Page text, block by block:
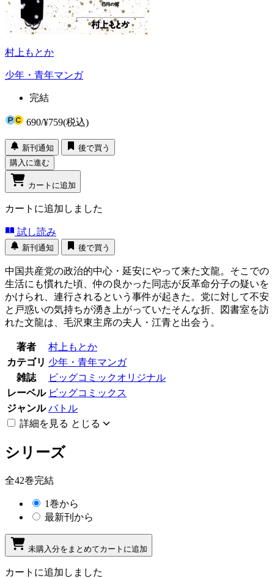
村上もとか
少年・青年マンガ
完結
690/¥759(税込)
新刊通知
後で買う
購入に進む
カートに追加
カートに追加しました
試し読み
新刊通知 後で買う
中国共産党の政治的中心・延安にやって来た文龍。そこでの
生活にも慣れた頃、仲の良かった同志が反革命分子の疑いを
かけられ、連行されるという事件が起きた。党に対して不安
と戸惑いの気持ちが湧き上がっていたそんな折、図書室を訪
れた文龍は、毛沢東主席の夫人・江青と出会う。
著者
村上もとか
カテゴリ 少年・青年マンガ
雑誌
ビッグコミックオリジナル
レーベル ビッグコミックス
ジャンル バトル
詳細を見る とじる
シリーズ
全42巻完結
1巻から
最新刊から
未購入分をまとめてカートに追加
カートに追加しました